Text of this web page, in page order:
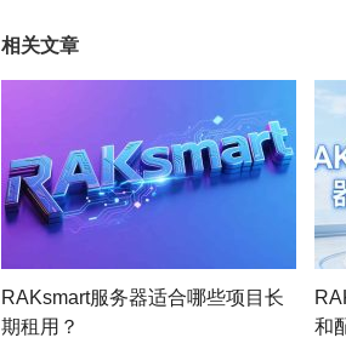
相关文章
RAKsmart服务器适合哪些项目长
期租用？
和